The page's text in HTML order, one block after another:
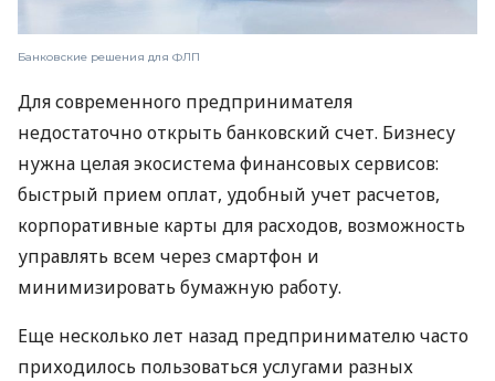
Банковские решения для ФЛП
Для современного предпринимателя
недостаточно открыть банковский счет. Бизнесу
нужна целая экосистема финансовых сервисов:
быстрый прием оплат, удобный учет расчетов,
корпоративные карты для расходов, возможность
управлять всем через смартфон и
минимизировать бумажную работу.
Еще несколько лет назад предпринимателю часто
приходилось пользоваться услугами разных